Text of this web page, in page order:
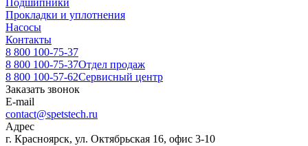
Прокладки и уплотнения
Насосы
Контакты
8 800 100-75-37
8 800 100-75-37Отдел продаж
8 800 100-57-62Сервисный центр
Заказать звонок
E-mail
contact@spetstech.ru
Адрес
г. Красноярск, ул. Октябрьская 16, офис 3-10